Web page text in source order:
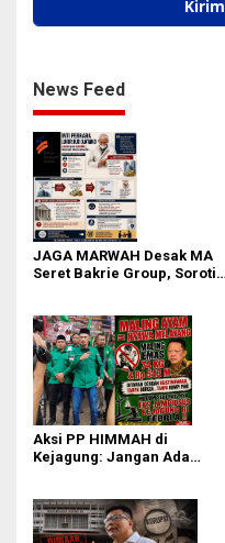
News Feed
JAGA MARWAH Desak MA
Seret Bakrie Group, Soroti
Aksi PP HIMMAH di
Kejagung: Jangan Ada